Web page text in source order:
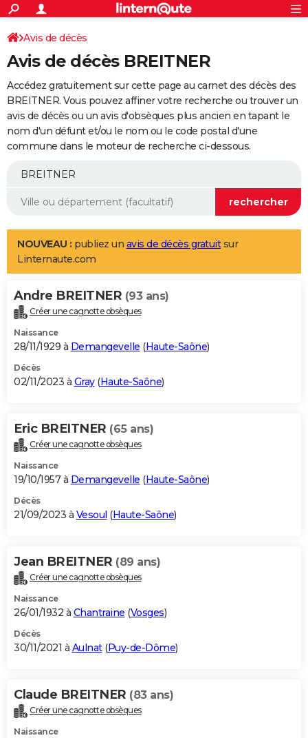
ACTUALITÉS
Politique
Société
Faits Divers
Education
Monde
Villes
+
SPORT
Coupe du monde 2026
Football
Tennis
Cyclisme
Rugby
Forum
Programme TV
TNT
Streaming
Cinéma
Sorties cinéma
Musique
+
FINANCE
Retraite
Epargne
Immobilier
Risques naturels par ville
Banque
Assurance
AUTO
Essais
Réserver un essai
Citadines
Berlines
SUV
Forum auto
+
Mobiles
Meilleur smartphone
Internet
Ordinateurs
Jeux vidéo
Guide high-tech
Aménagement intérieur
LIFESTYLE
Art de vivre
Bien-être
Loisirs
Mode
Modes de vie
Alimentation
Guide de la santé
Maladies
Médicaments
Sommeil
VOYAGE
Destinations
City break
Voyage nature
Voyage de noces
Forum
Climat
+PHOTO
GUIDES D'ACHAT
BONS PLANS
Carte de Noël
Carte Bonne année
Carte Saint-Valentin
Carte Pâques
Carte d'anniversaire
DICTIONNAIRE
Dictionnaire
Biographies
Citations
Expressions
Proverbes
PROGRAMME TV
S'inscrire
Se connecter
Lycées
Collèges
Primaires
Universités
Entreprises
Service militaire
Avis de recherche
AVIS DE DÉCÈS
Bricolage
Lifestyle
Culture
Sport
Auto
Television
Voyage
Cinema
Avis de décès
Avis de décès BREITNER
Accédez gratuitement sur cette page au carnet des décès des
BREITNER. Vous pouvez affiner votre recherche ou trouver un
avis de décès ou un avis d'obsèques plus ancien en tapant le
nom d'un défunt et/ou le nom ou le code postal d'une
commune dans le moteur de recherche ci-dessous.
NOUVEAU : publiez un avis de décès gratuitsur
Linternaute.com
Andre BREITNER (93 ans)
Créer une cagnotte obsèques
Naissance
28/11/1929 à Demangevelle (Haute-Saône)
Décès
02/11/2023 à Gray(Haute-Saône)
Eric BREITNER (65 ans)
Créer une cagnotte obsèques
Naissance
19/10/1957 à Demangevelle (Haute-Saône)
Décès
21/09/2023 à Vesoul (Haute-Saône)
Jean BREITNER (89 ans)
Créer une cagnotte obsèques
Naissance
26/01/1932 à Chantraine (Vosges)
Décès
30/11/2021 à Aulnat(Puy-de-Dôme)
Claude BREITNER (83 ans)
Créer une cagnotte obsèques
Naissance